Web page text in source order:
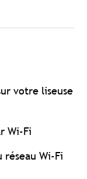
votre liseuse
Wi-Fi
Wi-Fi